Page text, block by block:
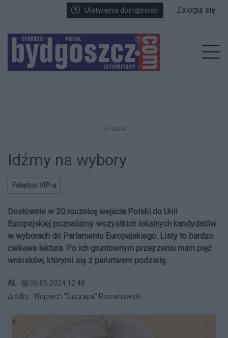
Przejdź do głównych treści
Przejdź do wyszukiwarki
Przejdź do głównego menuUłatwienia dostępności Zaloguj się
REKLAMA
Idźmy na wybory
Felieton VIP-a
Dosłownie w 20 rocznicę wejścia Polski do Unii
Europejskiej poznaliśmy wszystkich lokalnych kandydatów
w wyborach do Parlamentu Europejskiego. Listy to bardzo
ciekawa lektura. Po ich gruntownym przejrzeniu mam pięć
wniosków, którymi się z państwem podzielę.
AL
06.05.2024 12:48
Źródło: Wojciech "Szczapa" Romanowski